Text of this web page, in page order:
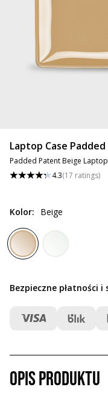
Laptop Case
Padded Patent Beige
4.3(17 ratings)
Kolor: Beige
Bezpieczne płatności
Opis produktu